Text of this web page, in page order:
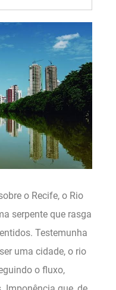
o Recife, o Rio
serpente que rasga
Testemunha
uma cidade, o rio
o fluxo,